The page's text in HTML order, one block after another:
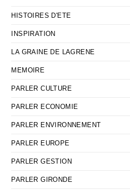
HISTOIRES D'ETE
INSPIRATION
LA GRAINE DE LAGRENE
MEMOIRE
PARLER CULTURE
PARLER ECONOMIE
PARLER ENVIRONNEMENT
PARLER EUROPE
PARLER GESTION
PARLER GIRONDE